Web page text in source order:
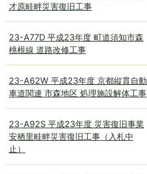
才原畦畔災害復旧工事
23-A77D 平成23年度 町道須知市森
桃根線 道路改修工事
23-A62W 平成23年度 京都縦貫自動
車道関連 市森地区 処理施設解体工事
23-A92S 平成23年度 災害復旧事業
安栖里畦畔災害復旧工事（入札中
止）